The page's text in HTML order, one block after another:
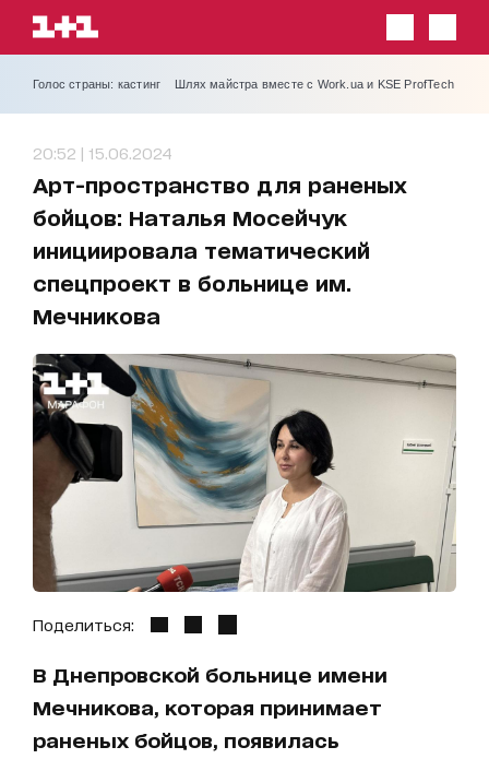
Голос страны: кастинг Шлях майстра вместе с Work.ua и KSE ProfTech
20:52 | 15.06.2024
Арт-пространство для раненых
бойцов: Наталья Мосейчук
инициировала тематический
спецпроект в больнице им.
Мечникова
Поделиться:
В Днепровской больнице имени
Мечникова, которая принимает
раненых бойцов, появилась